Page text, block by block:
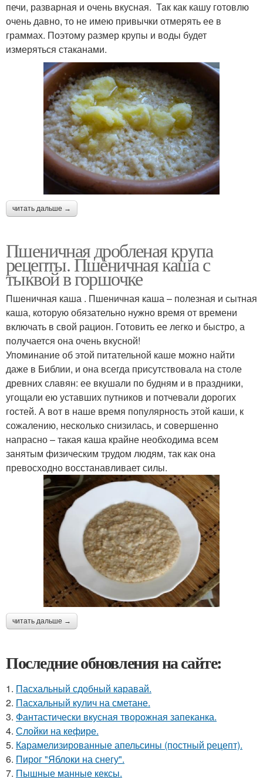
печи, разварная и очень вкусная. Так как кашу готовлю
очень давно, то не имею привычки отмерять ее в
граммах. Поэтому размер крупы и воды будет
измеряться стаканами.
читать дальше →
Пшеничная дробленая крупа
рецепты. Пшеничная каша с
тыквой в горшочке
Пшеничная каша . Пшеничная каша – полезная и сытная
каша, которую обязательно нужно время от времени
включать в свой рацион. Готовить ее легко и быстро, а
получается она очень вкусной!
Упоминание об этой питательной каше можно найти
даже в Библии, и она всегда присутствовала на столе
древних славян: ее вкушали по будням и в праздники,
угощали ею уставших путников и потчевали дорогих
гостей. А вот в наше время популярность этой каши, к
сожалению, несколько снизилась, и совершенно
напрасно – такая каша крайне необходима всем
занятым физическим трудом людям, так как она
превосходно восстанавливает силы.
читать дальше →
Последние обновления на сайте:
1. Пасхальный сдобный каравай.
2. Пасхальный кулич на сметане.
3. Фантастически вкусная творожная запеканка.
4. Слойки на кефире.
5. Карамелизированные апельсины (постный рецепт).
6. Пирог "Яблоки на снегу".
7. Пышные манные кексы.